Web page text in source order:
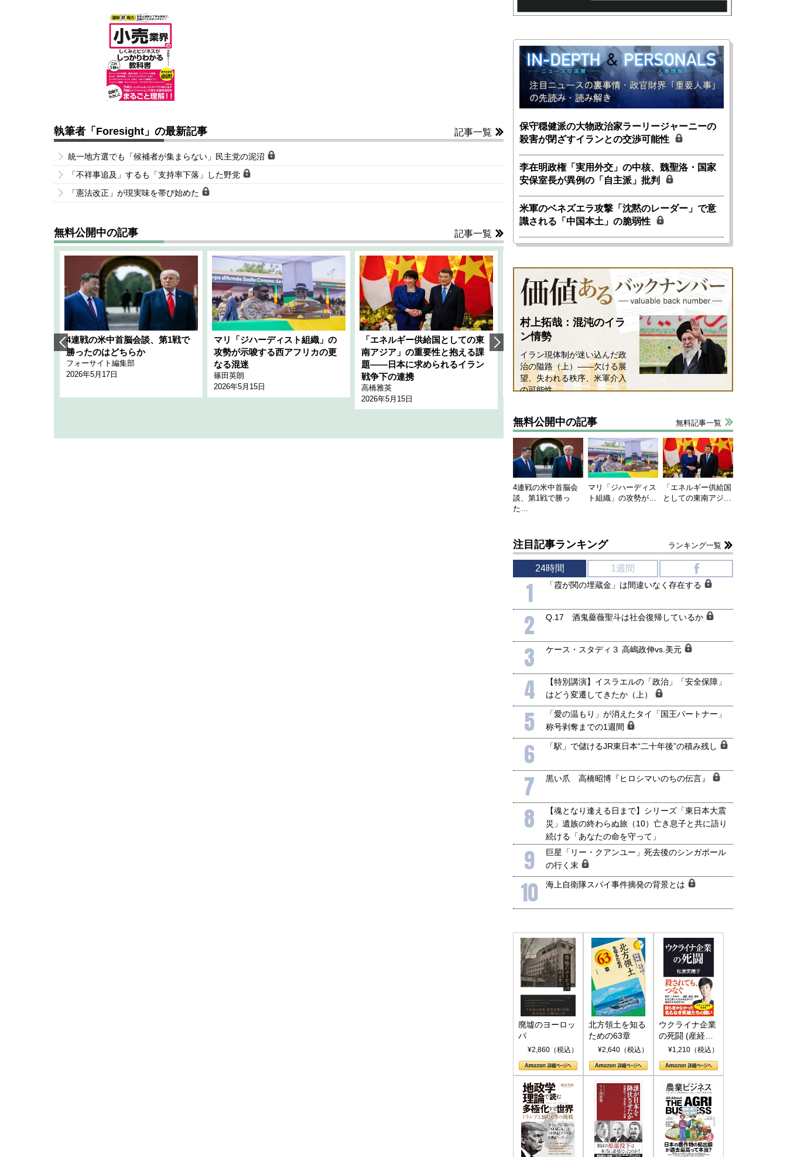
執筆者「Foresight」の最新記事 記事一覧
統一地方選でも「候補者が集まらない」民主党の泥沼
「不祥事追及」するも「支持率下落」した野党
「憲法改正」が現実味を帯び始めた
無料公開中の記事 記事一覧
4連戦の米中首脳会談、第1戦で
勝ったのはどちらか
フォーサイト編集部
2026年5月17日
マリ「ジハーディスト組織」の
攻勢が示唆する西アフリカの更
なる混迷
篠田英朗
2026年5月15日
「エネルギー供給国としての東
南アジア」の重要性と抱える課
題――日本に求められるイラン
戦争下の連携
高橋雅英
2026年5月15日
韓国にも理解してほしい「極東
1905年体制」における日米韓安
全保障協力の意味
千々和泰明
2026年5月15日
ホルムズ海峡危機で加速したエ
ネルギー転換が「中国依存」に
行き着くリスク
小山堅
2026年5月14日
保守穏健派の大物政治家ラーリージャーニーの
殺害が閉ざすイランとの交渉可能性
李在明政権「実用外交」の中核、魏聖洛・国家
安保室長が異例の「自主派」批判
米軍のベネズエラ攻撃「沈黙のレーダー」で意
識される「中国本土」の脆弱性
村上拓哉：混沌のイラ
ン情勢
イラン現体制が迷い込んだ政
治の隘路（上）――欠ける展
望、失われる秩序、米軍介入
の可能性
無料公開中の記事 無料記事一覧
4連戦の米中首脳会
談、第1戦で勝っ
た…
マリ「ジハーディス
ト組織」の攻勢が…
「エネルギー供給国
としての東南アジ…
注目記事ランキング ランキング一覧
24時間 1週間
1 「霞が関の埋蔵金」は間違いなく存在する
2 Q.17 酒鬼薔薇聖斗は社会復帰しているか
3 ケース・スタディ３ 高嶋政伸vs.美元
4
【特別講演】イスラエルの「政治」「安全保障」
はどう変遷してきたか（上）
5
「愛の温もり」が消えたタイ「国王パートナー」
称号剥奪までの1週間
6 「駅」で儲けるJR東日本“二十年後”の積み残し
7 黒い爪 高橋昭博『ヒロシマいのちの伝言』
8
【魂となり逢える日まで】シリーズ「東日本大震
災」遺族の終わらぬ旅（10）亡き息子と共に語り
続ける「あなたの命を守って」
9
巨星「リー・クアンユー」死去後のシンガポール
の行く末
10 海上自衛隊スパイ事件摘発の背景とは
廃墟のヨーロッ
パ
¥2,860（税込）
北方領土を知る
ための63章
¥2,640（税込）
ウクライナ企業
の死闘 (産経セ
レクト S 039)
¥1,210（税込）